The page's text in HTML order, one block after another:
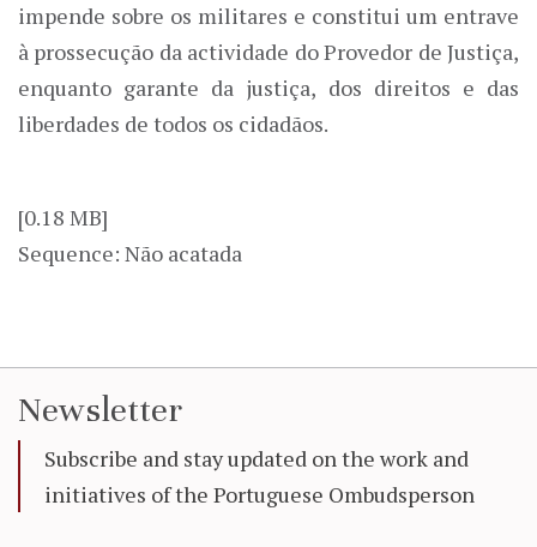
impende sobre os militares e constitui um entrave
à prossecução da actividade do Provedor de Justiça,
enquanto garante da justiça, dos direitos e das
liberdades de todos os cidadãos.
[0.18 MB]
Sequence: Não acatada
Newsletter
Subscribe and stay updated on the work and
initiatives of the Portuguese Ombudsperson